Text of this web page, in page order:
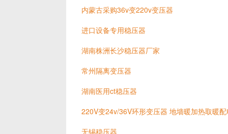
内蒙古采购36v变220v变压器
进口设备专用稳压器
湖南株洲长沙稳压器厂家
常州隔离变压器
湖南医用ct稳压器
220V变24v/36V环形变压器 地墙暖加热取暖
无锡稳压器